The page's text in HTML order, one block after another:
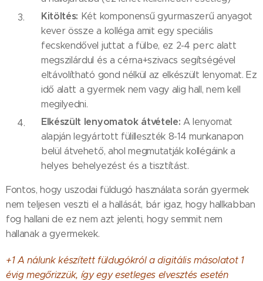
Kitöltés: Két komponensű gyurmaszerű anyagot
kever össze a kolléga amit egy speciális
fecskendővel juttat a fülbe, ez 2-4 perc alatt
megszilárdul és a cérna+szivacs segítségével
eltávolítható gond nélkül az elkészült lenyomat. Ez
idő alatt a gyermek nem vagy alig hall, nem kell
megilyedni.
Elkészült lenyomatok átvétele:A lenyomat
alapján legyártott fülilleszték 8-14 munkanapon
belül átvehető, ahol megmutatják kollégáink a
helyes behelyezést és a tisztítást.
Fontos, hogy uszodai füldugó használata során gyermek
nem teljesen veszti el a hallását, bár igaz, hogy hallkabban
fog hallani de ez nem azt jelenti, hogy semmit nem
hallanak a gyermekek.
+1 A nálunk készített füldugókról a digitális másolatot 1
évig megőrizzük, így egy esetleges elvesztés esetén